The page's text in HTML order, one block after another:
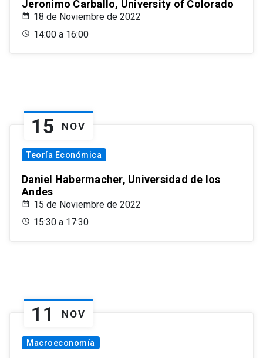
Jeronimo Carballo, University of Colorado
18 de Noviembre de 2022
14:00 a 16:00
15 NOV
Teoría Económica
Daniel Habermacher, Universidad de los
Andes
15 de Noviembre de 2022
15:30 a 17:30
11 NOV
Macroeconomía